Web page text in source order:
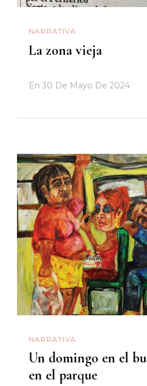
NARRATIVA
La zona vieja
En 30 De Mayo De 2024
NARRATIVA
Un domingo en el
en el parque